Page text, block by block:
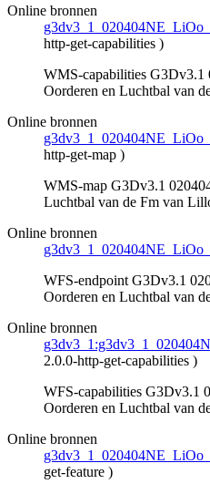
Online bronnen
http-get-capabilities )
WMS-capabilities G3Dv3.1
Oorderen en Luchtbal van
Online bronnen
http-get-map )
WMS-map G3Dv3.1
Luchtbal van de Fm van
Online bronnen
WFS-endpoint G3Dv3.1
Oorderen en Luchtbal van
Online bronnen
2.0.0-http-get-capabilities )
WFS-capabilities G3Dv3.1
Oorderen en Luchtbal van
Online bronnen
get-feature )